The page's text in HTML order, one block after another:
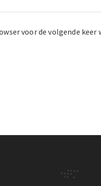
voor de volgende keer